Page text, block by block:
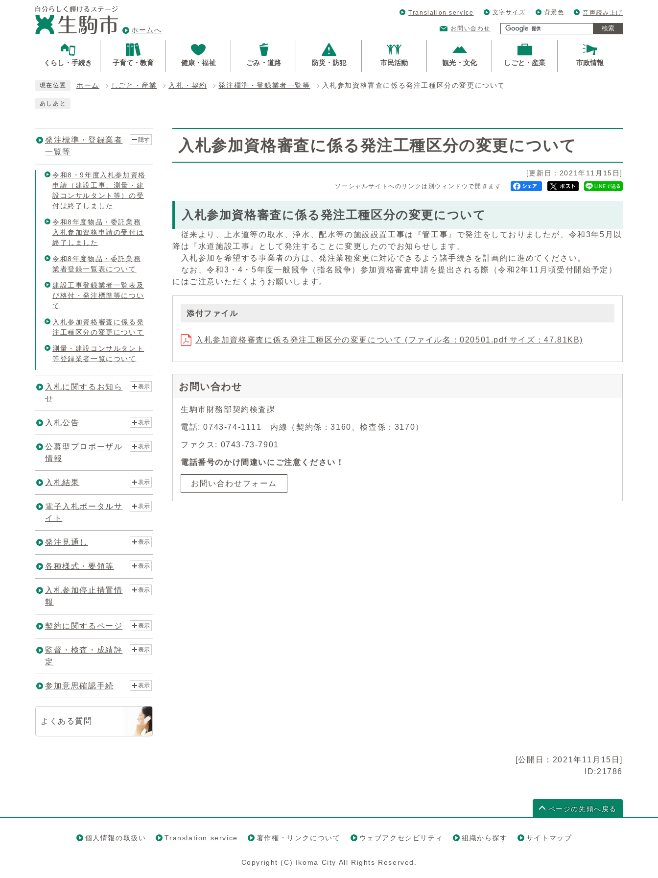
ホームへ
Translation service 文字サイズ 背景色 音声読み上げ
お問い合わせ 検索
くらし・手続き 子育て・教育 健康・福祉 ごみ・道路 防災・防犯 市民活動 観光・文化 しごと・産業 市政情報
現在位置 ホーム しごと・産業 入札・契約 発注標準・登録業者一覧等 入札参加資格審査に係る発注工種区分の変更について
あしあと
入札参加資格審査に係る発注工種区分の変更について
[更新日：2021年11月15日]
ソーシャルサイトへのリンクは別ウィンドウで開きます
入札参加資格審査に係る発注工種区分の変更について
従来より、上水道等の取水、浄水、配水等の施設設置工事は『管工事』で発注をしておりましたが、令和3年5月以
降は『水道施設工事』として発注することに変更したのでお知らせします。
入札参加を希望する事業者の方は、発注業種変更に対応できるよう諸手続きを計画的に進めてください。
なお、令和3・4・5年度一般競争（指名競争）参加資格審査申請を提出される際（令和2年11月頃受付開始予定）
にはご注意いただくようお願いします。
添付ファイル
入札参加資格審査に係る発注工種区分の変更について (ファイル名：020501.pdf サイズ：47.81KB)
お問い合わせ
生駒市財務部契約検査課
電話: 0743-74-1111 内線（契約係：3160、検査係：3170）
ファクス: 0743-73-7901
電話番号のかけ間違いにご注意ください！
お問い合わせフォーム
発注標準・登録業者
一覧等
隠す
令和8・9年度入札参加資格
申請（建設工事、測量・建
設コンサルタント等）の受
付は終了しました
令和8年度物品・委託業務
入札参加資格申請の受付は
終了しました
令和8年度物品・委託業務
業者登録一覧表について
建設工事登録業者一覧表及
び格付・発注標準等につい
て
入札参加資格審査に係る発
注工種区分の変更について
測量・建設コンサルタント
等登録業者一覧について
入札に関するお知ら
せ
表示
入札公告 表示
公募型プロポーザル
情報
表示
入札結果 表示
電子入札ポータルサ
イト
表示
発注見通し 表示
各種様式・要領等 表示
入札参加停止措置情
報
表示
契約に関するページ 表示
監督・検査・成績評
定
表示
参加意思確認手続 表示
よくある質問
[公開日：2021年11月15日]
ID:21786
ページの先頭へ戻る
個人情報の取扱い Translation service 著作権・リンクについて ウェブアクセシビリティ 組織から探す サイトマップ
Copyright (C) Ikoma City All Rights Reserved.